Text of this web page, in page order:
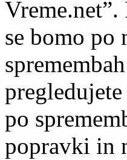
se bomo po
po
popravki in